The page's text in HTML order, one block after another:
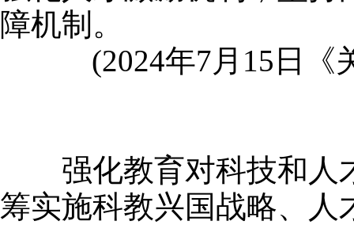
障机制。
(2024年7月15日《
强化教育对科技和人才
筹实施科教兴国战略、